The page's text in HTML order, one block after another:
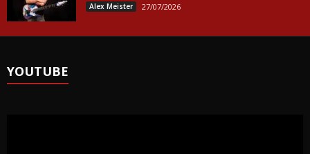
Alex Meister 27/07/2026
YOUTUBE